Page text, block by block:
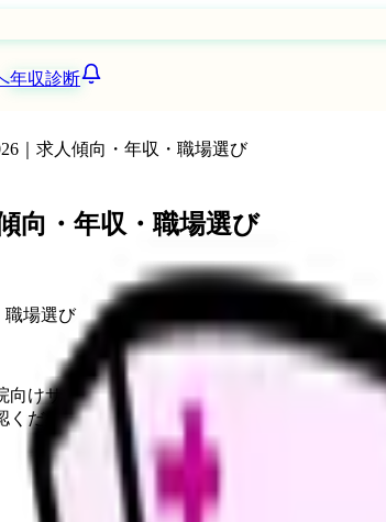
年収診断
｜求人傾向・年収・職場選び
向・年収・職場選び
向けサービスへの問い合わせ導線を設置して
ださい。